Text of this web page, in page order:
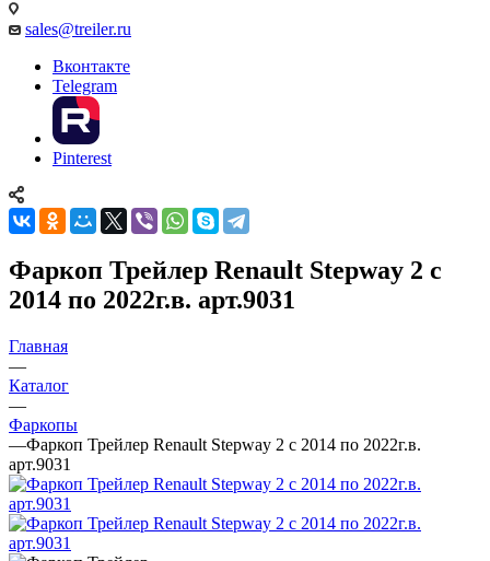
sales@treiler.ru
Вконтакте
Telegram
Pinterest
Фаркоп Трейлер Renault Stepway 2 с
2014 по 2022г.в. арт.9031
Главная
—
Каталог
—
Фаркопы
—Фаркоп Трейлер Renault Stepway 2 с 2014 по 2022г.в.
арт.9031